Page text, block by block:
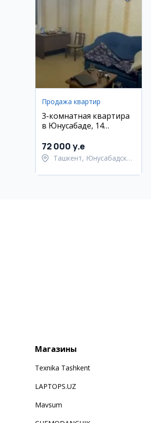
Продажа квартир
3-комнатная квартира
в Юнусабаде, 14
72 000 y.e
Ташкент, Юнусабадский
Магазины
Texnika Tashkent
LAPTOPS.UZ
Mavsum